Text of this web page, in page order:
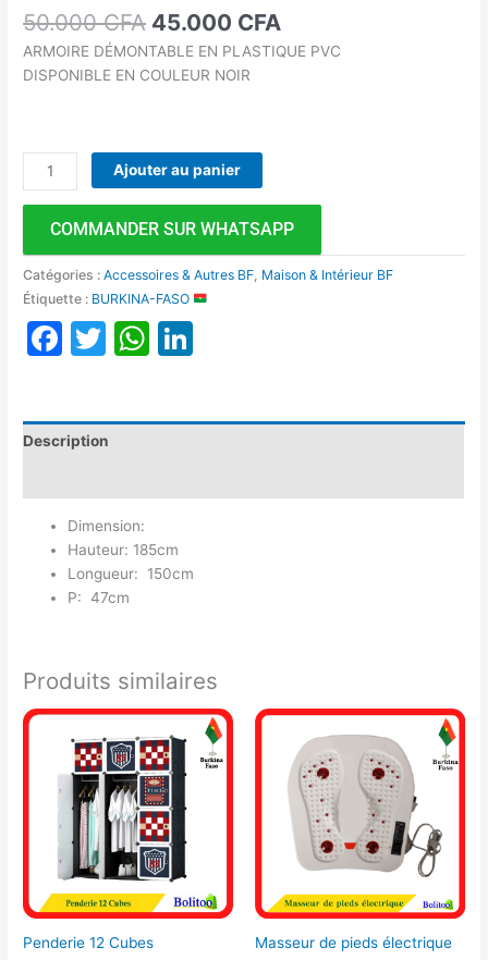
50.000CFA 45.000 CFA
ARMOIRE DÉMONTABLE EN PLASTIQUE PVC
DISPONIBLE EN COULEUR NOIR
Ajouter au panier
COMMANDER SUR WHATSAPP
Catégories :Accessoires & Autres BF Maison & Intérieur BF
Étiquette : BURKINA-FASO
Facebook
TwitterWhatsApp
Description
Dimension:
Hauteur: 185cm
Longueur: 150cm
P: 47cm
Produits similaires
Penderie 12 Cubes Masseur de pieds électrique